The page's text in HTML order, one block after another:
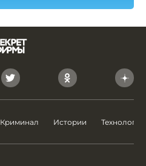
Криминал Истории Технологии